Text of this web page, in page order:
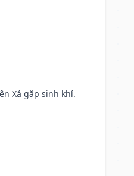
Xá gặp sinh khí.